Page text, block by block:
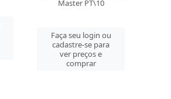
Master PT\10
Faça seu login ou
cadastre-se para
ver preços e
comprar